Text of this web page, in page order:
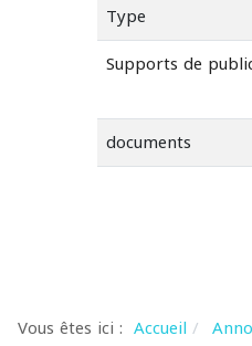
Type
Supports de
documents
Vous êtes ici :Accueil